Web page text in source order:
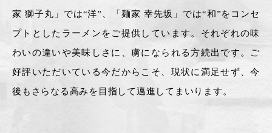
家 獅子丸」では“洋”、「麺家 幸先坂」では“和”をコンセ
プトとしたラーメンをご提供しています。それぞれの味
わいの違いや美味しさに、虜になられる方続出です。ご
好評いただいている今だからこそ、現状に満足せず、今
後もさらなる高みを目指して邁進してまいります。